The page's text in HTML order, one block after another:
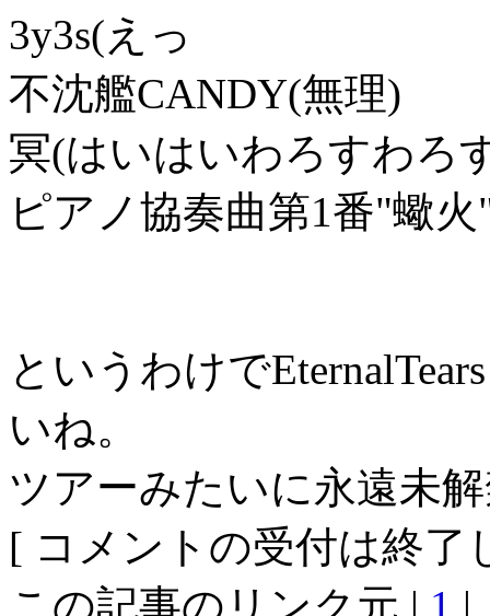
3y3s(えっ
不沈艦CANDY(無理)
冥(はいはいわろすわろ
ピアノ協奏曲第1番"蠍
というわけで
いね。
ツアーみたいに永遠未
[ コメントの受付は終了
この記事のリンク元 | 1 |